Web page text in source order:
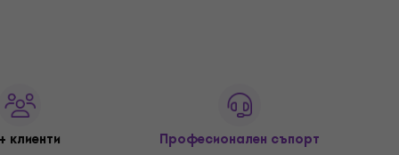
клиенти Професионален съпорт